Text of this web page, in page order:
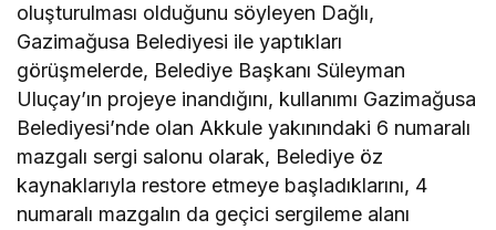
oluşturulması olduğunu söyleyen Dağlı,
Gazimağusa Belediyesi ile yaptıkları
görüşmelerde, Belediye BaşkanıSüleyman
Uluçay’ın projeye inandığını, kullanımı Gazimağusa
Belediyesi’nde olan Akkule yakınındaki 6 numaralı
mazgalı sergi salonu olarak, Belediye öz
kaynaklarıyla restore etmeye başladıklarını, 4
numaralı mazgalın da geçici sergileme alanı